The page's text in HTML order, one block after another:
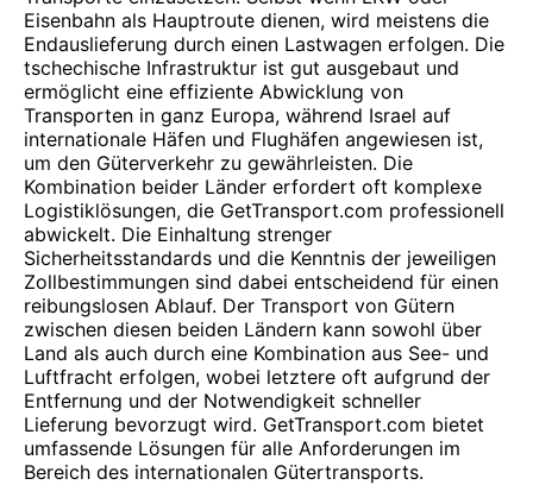
Eisenbahn als Hauptroute dienen, wird meistens die
Endauslieferung durch einen Lastwagen erfolgen. Die
tschechische Infrastruktur ist gut ausgebaut und
ermöglicht eine effiziente Abwicklung von
Transporten in ganz Europa, während Israel auf
internationale Häfen und Flughäfen angewiesen ist,
um den Güterverkehr zu gewährleisten. Die
Kombination beider Länder erfordert oft komplexe
Logistiklösungen, die GetTransport.com professionell
abwickelt. Die Einhaltung strenger
Sicherheitsstandards und die Kenntnis der jeweiligen
Zollbestimmungen sind dabei entscheidend für einen
reibungslosen Ablauf. Der Transport von Gütern
zwischen diesen beiden Ländern kann sowohl über
Land als auch durch eine Kombination aus See- und
Luftfracht erfolgen, wobei letztere oft aufgrund der
Entfernung und der Notwendigkeit schneller
Lieferung bevorzugt wird. GetTransport.com bietet
umfassende Lösungen für alle Anforderungen im
Bereich des internationalen Gütertransports.